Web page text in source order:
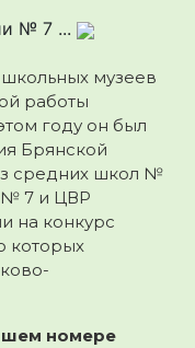
№ 7 ...
музеев
работы
году он был
Брянской
средних школ №
№ 7 и ЦВР
на конкурс
которых
номере